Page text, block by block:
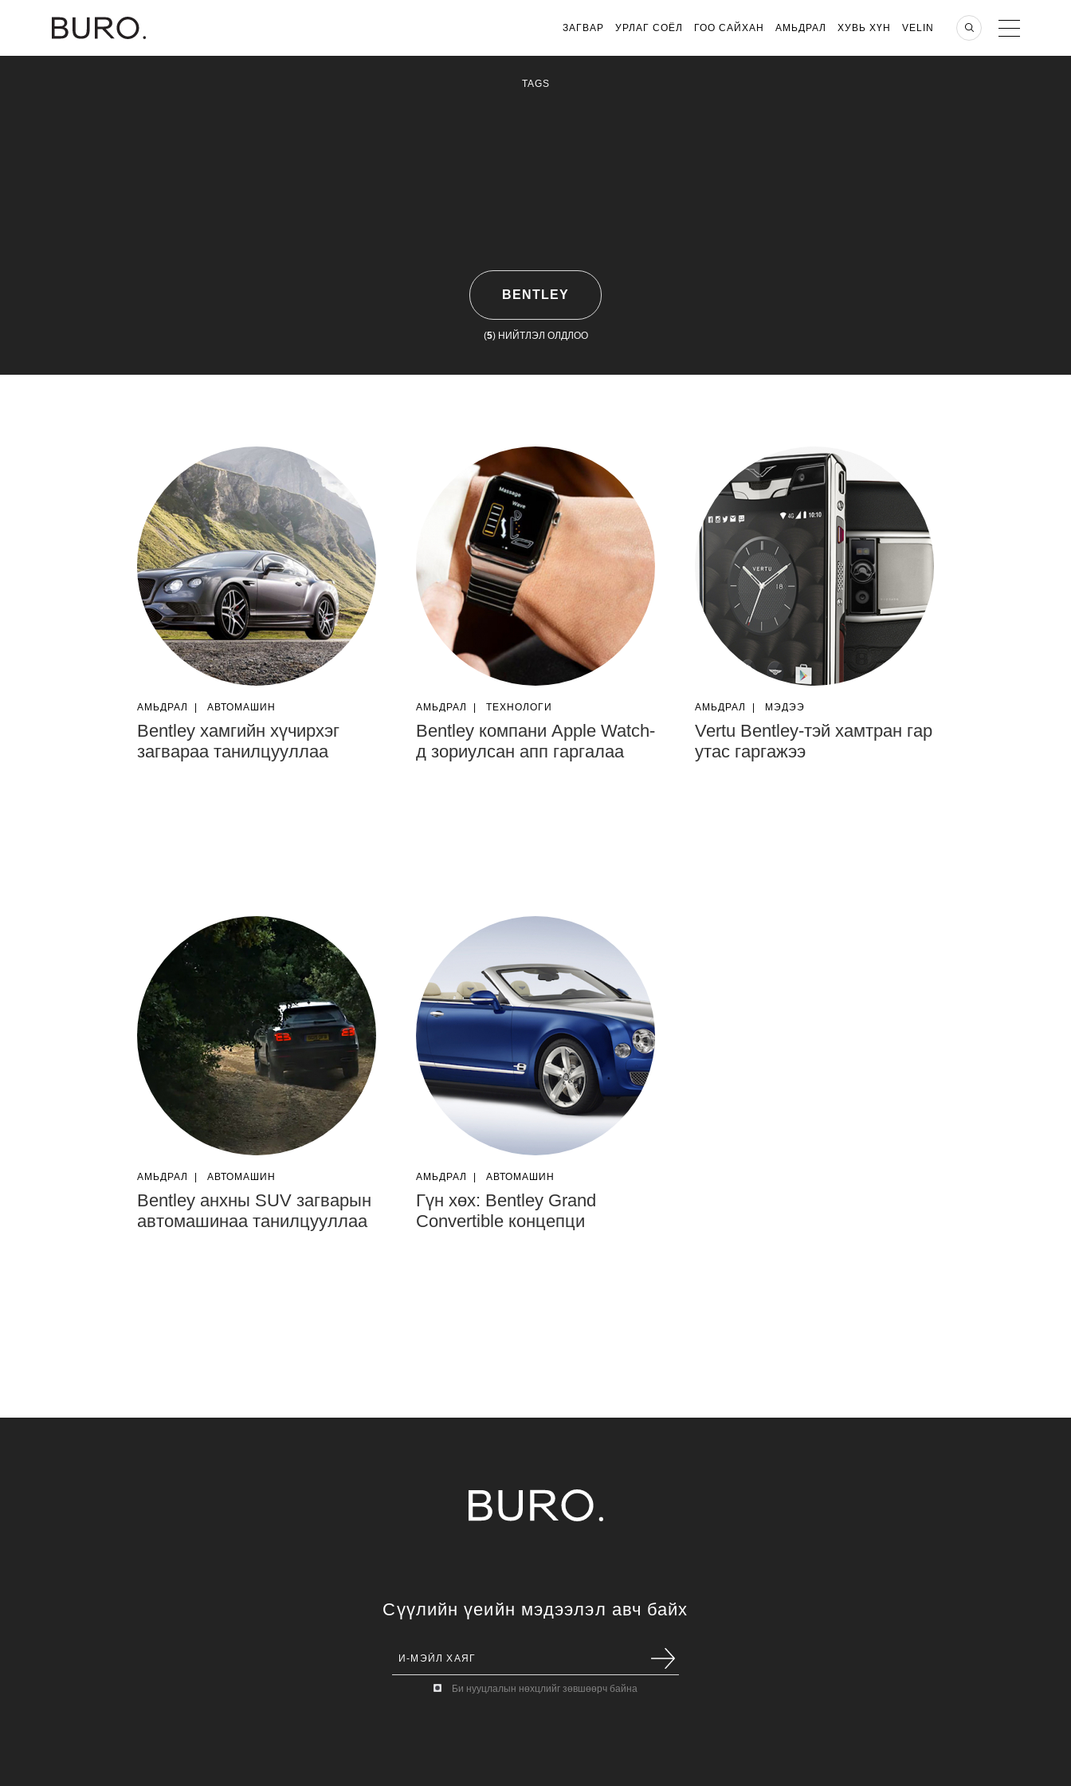
ЗАГВАР УРЛАГ СОЁЛ ГОО САЙХАН АМЬДРАЛ ХУВЬ ХҮН VELIN
TAGS
BENTLEY
(5) НИЙТЛЭЛ ОЛДЛОО
АМЬДРАЛ АВТОМАШИН
Bentley хамгийн хүчирхэг
загвараа танилцууллаа
АМЬДРАЛ ТЕХНОЛОГИ
Bentley компани Apple Watch-
д зориулсан апп гаргалаа
АМЬДРАЛ МЭДЭЭ
Vertu Bentley-тэй хамтран гар
утас гаргажээ
АМЬДРАЛ АВТОМАШИН
Bentley анхны SUV загварын
автомашинаа танилцууллаа
АМЬДРАЛ АВТОМАШИН
Гүн хөх: Bentley Grand
Convertible концепци
Сүүлийн үеийн мэдээлэл авч байх
Би нууцлалын нөхцлийг зөвшөөрч байна